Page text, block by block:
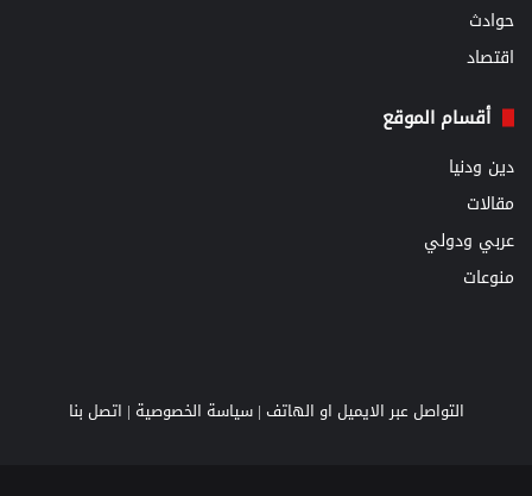
حوادث
اقتصاد
أقسام الموقع
دين ودنيا
مقالات
عربي ودولي
منوعات
التواصل عبر الايميل او الهاتف |سياسة الخصوصية | اتصل بنا